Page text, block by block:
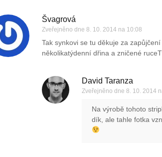
Švagrová
Zveřejněno dne 8. 10. 2014 na 10:08
Tak synkovi se tu děkuje za
několikatýdenní dřina a zničené
David Taranza
Zveřejněno dne 8. 10. 2014
Na výrobě tohoto
dík, ale tahle fotka